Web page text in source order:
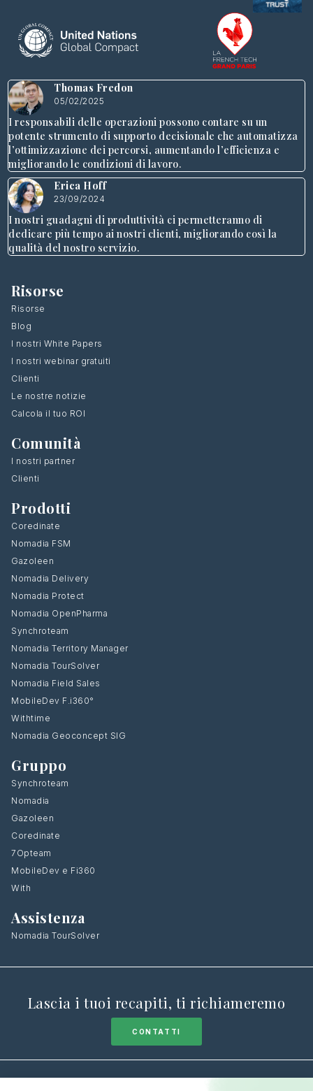
Thomas Fredon
05/02/2025
I responsabili delle operazioni possono contare su un
potente strumento di supporto decisionale che automatizza
l’ottimizzazione dei percorsi, aumentando l’efficienza e
migliorando le condizioni di lavoro.
Erica Hoff
23/09/2024
I nostri guadagni di produttività ci permetteranno di
dedicare più tempo ai nostri clienti, migliorando così la
qualità del nostro servizio.
Risorse
Risorse
Blog
I nostri White Papers
I nostri webinar gratuiti
Clienti
Le nostre notizie
Calcola il tuo ROI
Comunità
I nostri partner
Clienti
Prodotti
Coredinate
Nomadia FSM
Gazoleen
Nomadia Delivery
Nomadia Protect
Nomadia OpenPharma
Synchroteam
Nomadia Territory Manager
Nomadia TourSolver
Nomadia Field Sales
MobileDev F.i360°
Withtime
Nomadia Geoconcept SIG
Gruppo
Synchroteam
Nomadia
Gazoleen
Coredinate
7Opteam
MobileDev e Fi360
With
Assistenza
Nomadia TourSolver
Lascia i tuoi recapiti, ti richiameremo
CONTATTI